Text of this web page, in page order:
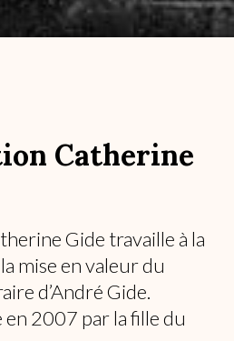
Catherine
Gide travaille à la
mise en valeur du
d’André Gide.
en 2007 par la fille du